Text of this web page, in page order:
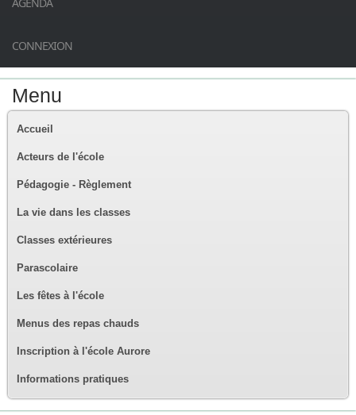
CONNEXION
Menu
Accueil
Acteurs de l'école
Pédagogie - Règlement
La vie dans les classes
Classes extérieures
Parascolaire
Les fêtes à l'école
Menus des repas chauds
Inscription à l'école Aurore
Informations pratiques